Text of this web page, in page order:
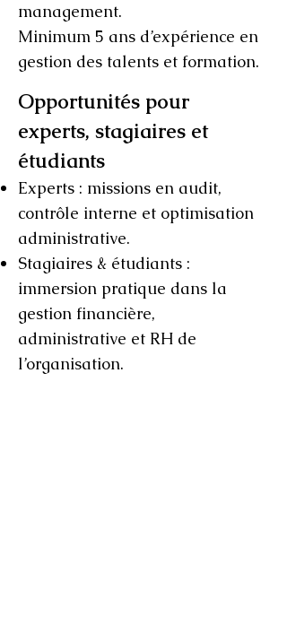
management.
Minimum 5 ans d’expérience en
gestion des talents et formation.
Opportunités pour
experts, stagiaires et
étudiants
Experts : missions en audit,
contrôle interne et optimisation
administrative.
Stagiaires & étudiants :
immersion pratique dans la
gestion financière,
administrative et RH de
l’organisation.